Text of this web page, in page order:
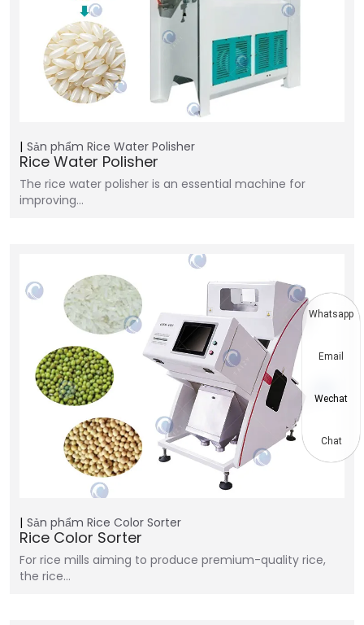
Sản phẩm Rice Water Polisher
Rice Water Polisher
The rice water polisher is an essential machine for
improving…
Sản phẩm Rice Color Sorter
Rice Color Sorter
For rice mills aiming to produce premium-quality rice,
the rice…
Whatsapp
Email
Wechat
Chat